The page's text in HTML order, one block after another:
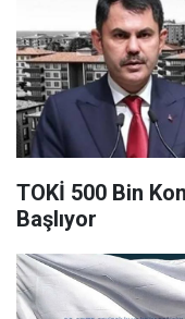
TOKİ 500 Bin
Başlıyor